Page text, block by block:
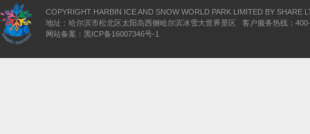
COPYRIGHT HARBIN ICE AND SNOW WORLD PARK LIMITED BY SHARE
地址：哈尔滨市松北区太阳岛西侧哈尔滨冰雪大世界景区 客户服务热线：
网站备案：黑ICP备16007346号-1